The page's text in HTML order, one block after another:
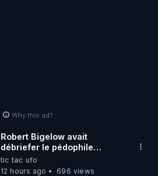
Why this ad?
Robert Bigelow avait
débriefer le pédophile
génocidaire de donald j
trump
tic tac ufo
12 hours ago
696 views